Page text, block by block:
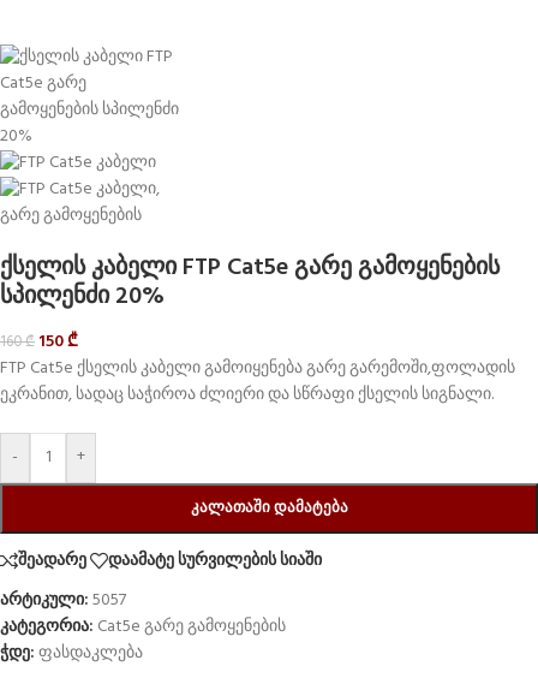
ქსელის კაბელი FTP Cat5e გარე გამოყენების
სპილენძი 20%
160₾ 150₾
FTP Cat5e ქსელის კაბელი გამოიყენება გარე გარემოში,ფოლადის
ეკრანით, სადაც საჭიროა ძლიერი და სწრაფი ქსელის სიგნალი.
- +
ᲙᲐᲚᲐᲗᲐᲨᲘ ᲓᲐᲛᲐᲢᲔᲑᲐ
შეადარე
დაამატე სურვილების სიაში
არტიკული:5057
კატეგორია: Cat5e გარე გამოყენების
ჭდე:ფასდაკლება